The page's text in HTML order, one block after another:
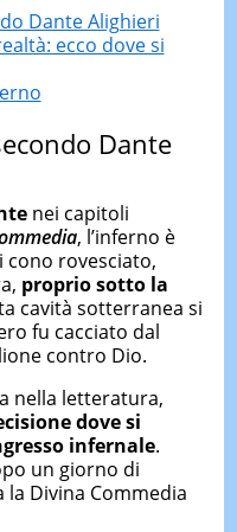
Dante Alighieri
ecco dove si
Dante
nei capitoli
, l’inferno è
cono rovesciato,
proprio sotto la
cavità sotterranea si
fu cacciato dal
contro Dio.
nella letteratura,
dove si
infernale.
un giorno di
la Divina Commedia